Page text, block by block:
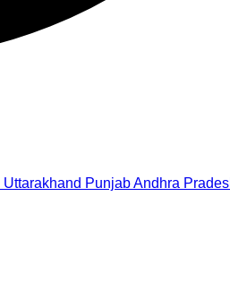
Uttarakhand PunjabAndhra